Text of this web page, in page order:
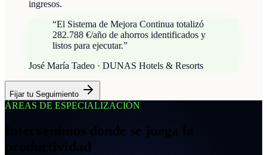
ingresos.
“El Sistema de Mejora Continua totalizó
282.788 €/año de ahorros identificados y
listos para ejecutar.”
José María Tadeo · DUNAS Hotels & Resorts
Fijar tu Seguimiento
ÁREAS DE ESPECIALIZACIÓN
Intervenimos donde se juega la
productividad